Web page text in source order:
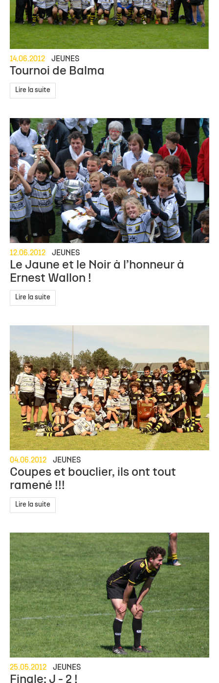
14.06.2012 JEUNES
Tournoi de Balma
Lire la suite
12.06.2012 JEUNES
Le Jaune et le Noir à l’honneur à
Ernest Wallon !
Lire la suite
04.06.2012 JEUNES
Coupes et bouclier, ils ont tout
ramené !!!
Lire la suite
25.05.2012 JEUNES
Finale: J - 2 !